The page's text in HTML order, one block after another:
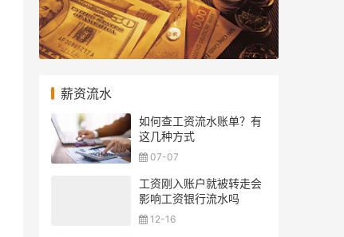
薪资流水
如何查工资流水账单？有
这几种方式
07-07
工资刚入账户就被转走会
影响工资银行流水吗
12-16